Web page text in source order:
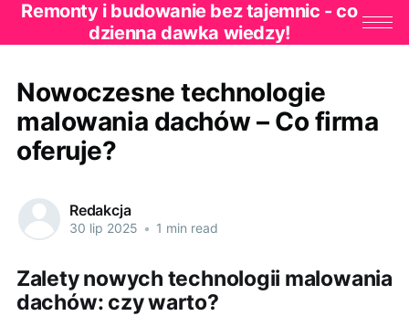
Remonty i budowanie bez tajemnic - co
dzienna dawka wiedzy!
Nowoczesne technologie
malowania dachów – Co firma
oferuje?
Redakcja
30 lip 2025 • 1 min read
Zalety nowych technologii malowania
dachów: czy warto?